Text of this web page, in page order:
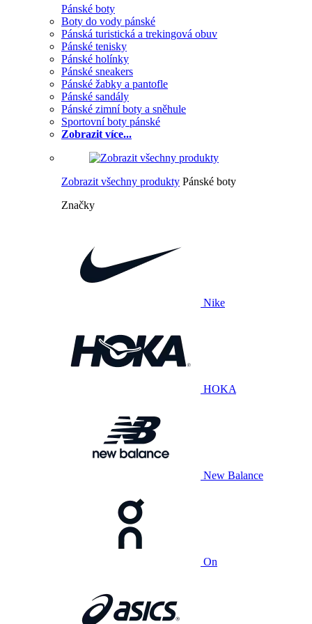
Pánské boty
Boty do vody pánské
Pánská turistická a trekingová obuv
Pánské tenisky
Pánské holínky
Pánské sneakers
Pánské žabky a pantofle
Pánské sandály
Pánské zimní boty a sněhule
Sportovní boty pánské
Zobrazit více...
Zobrazit všechny produkty Pánské boty
Značky
Nike
HOKA
New Balance
On